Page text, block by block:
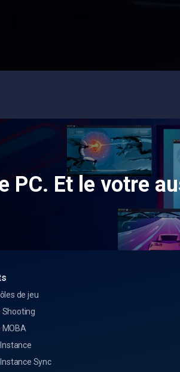
PC. Et le votre
de jeu
Shooting
MOBA
Sync